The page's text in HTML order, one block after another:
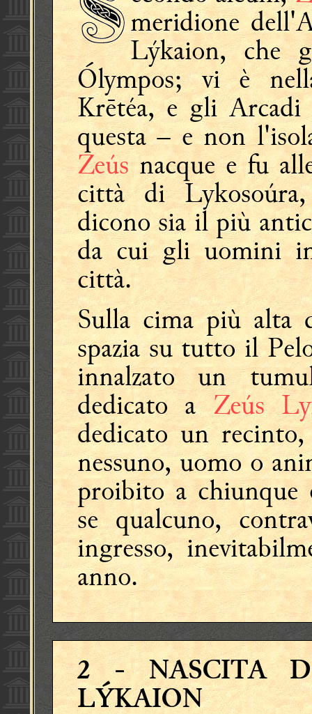
meridione
Lýkaion, che
Ólympos; vi è
Krētéa, e gli Arcadi
questa – e non
Zeúsnacque e fu
città di
dicono sia il più
da cui gli uomini
città.
Sulla cima più alta
spazia su tutto il
innalzato un
dedicato aZeús
dedicato un
nessuno, uomo o
proibito a chiunque
se qualcuno,
ingresso,
anno.
2- NASCITA
LÝKAION